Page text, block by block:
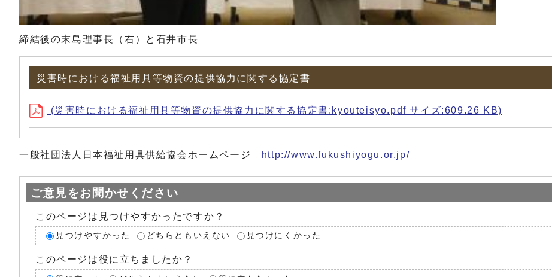
締結後の末島理事長（右）と石井市長
災害時における福祉用具等物資の提供協力に関する協定書
(災害時における福祉用具等物資の提供協力に関する協定書:kyouteisyo.pdf サイズ:609.26 KB)
一般社団法人日本福祉用具供給協会ホームページ http://www.fukushiyogu.or.jp/
ご意見をお聞かせください
このページは見つけやすかったですか？
見つけやすかった どちらともいえない 見つけにくかった
このページは役に立ちましたか？